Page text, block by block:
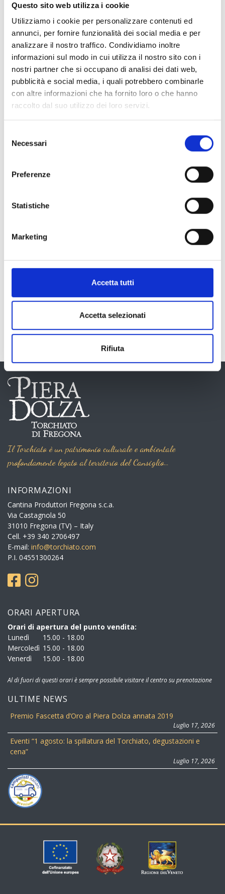
Questo sito web utilizza i cookie
Utilizziamo i cookie per personalizzare contenuti ed
annunci, per fornire funzionalità dei social media e per
analizzare il nostro traffico. Condividiamo inoltre
informazioni sul modo in cui utilizza il nostro sito con i
nostri partner che si occupano di analisi dei dati web,
pubblicità e social media, i quali potrebbero combinarle
con altre informazioni che ha fornito loro o che hanno
raccolto dal suo utilizzo dei loro servizi.
delNecessari
Preferenze
Statistiche
Marketing
Accetta tutti
Accetta selezionati
Rifiuta
ma soprattutto a pasta secca.
Servizio: 14-15 °C
Bottiglia: 0,375 lt
DESCRIZIONE
Solo le botti migliori vengono custodite per lungo tempo e
danno vita al Torchiato di Fregona “Piera Dolza 10 anni”.
tempi della natura si ottengono, in annate selezionate, vini
di grandissima qualità. Il giusto equilibrio tra le uve Glera,
un’armonia unica.
candita, al palato la morbidezza zuccherina è da subito ben
amalgamata a una strabiliante freschezza, con un’ottima
Scarica la scheda tecnica
Il Torchiato è un patrimonio culturale e ambientale
profondamente legato al territorio del Cansiglio…
INFORMAZIONI
Cantina Produttori Fregona s.c.a.
Via Castagnola 50
31010 Fregona (TV) – Italy
Cell. +39 340 2706497
E-mail: info@torchiato.com
P.I. 04551300264
ORARI APERTURA
Orari di apertura del punto vendita:
Lunedì
15.00 - 18.00
Mercoledì 15.00 - 18.00
Venerdì
15.00 - 18.00
Al di fuori di questi orari è sempre possibile visitare il centro su prenotazione
ULTIME NEWS
Premio Fascetta d’Oro al Piera Dolza annata 2019
Luglio 17, 2026
Eventi “1 agosto: la spillatura del Torchiato, degustazioni e
cena”
Luglio 17, 2026